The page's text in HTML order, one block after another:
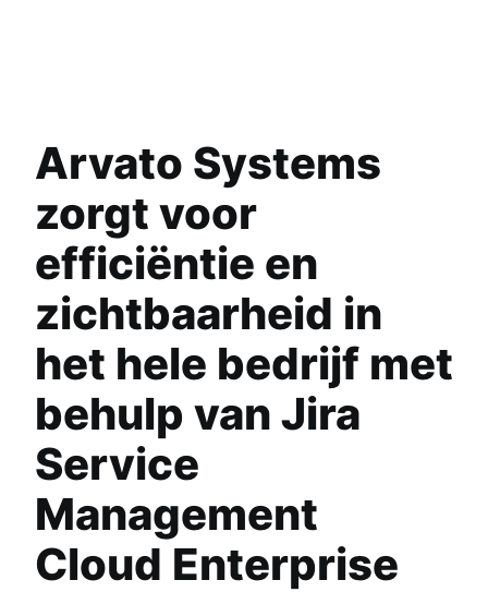
Arvato Systems
zorgt voor
efficiëntie en
zichtbaarheid in
het hele bedrijf met
behulp van Jira
Service
Management
Cloud Enterprise